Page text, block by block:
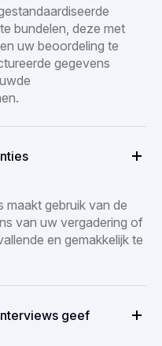
bundelen, deze met
uw beoordeling te
gegevens
gebruik van de
van uw vergadering of
en gemakkelijk te
geef